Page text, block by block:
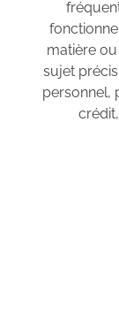
matière
sujet
personnel,